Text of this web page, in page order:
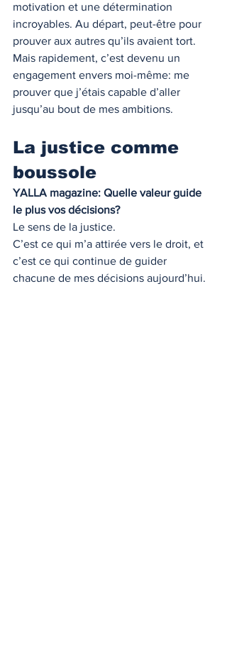
motivation et une détermination
incroyables. Au départ, peut-être pour
prouver aux autres qu’ils avaient tort.
Mais rapidement, c’est devenu un
engagement envers moi-même: me
prouver que j’étais capable d’aller
jusqu’au bout de mes ambitions.
La justice comme
boussole
YALLA magazine: Quelle valeur guide
le plus vos décisions?
Le sens de la justice.
C’est ce qui m’a attirée vers le droit, et
c’est ce qui continue de guider
chacune de mes décisions aujourd’hui.